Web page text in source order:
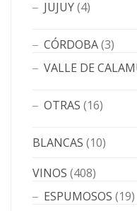
JUJUY(4)
CÓRDOBA(3)
VALLE DE
OTRAS (16)
BLANCAS (10)
VINOS (408)
ESPUMOSOS (19)